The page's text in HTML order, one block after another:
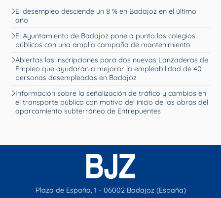
El desempleo desciende un 8 % en Badajoz en el último
año
El Ayuntamiento de Badajoz pone a punto los colegios
públicos con una amplia campaña de mantenimiento
Abiertas las inscripciones para dos nuevas Lanzaderas de
Empleo que ayudarán a mejorar la empleabilidad de 40
personas desempleadas en Badajoz
Información sobre la señalización de tráfico y cambios en
el transporte público con motivo del inicio de las obras del
aparcamiento subterráneo de Entrepuentes
Plaza de España, 1 - 06002 Badajoz (España)